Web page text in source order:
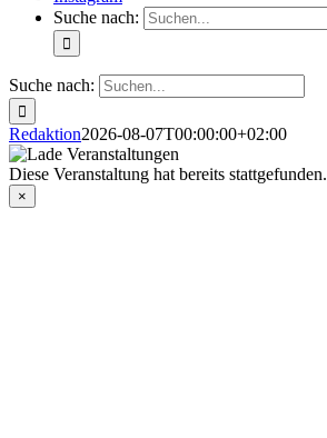
Suche nach:
Suche nach:
Redaktion2026-08-07T00:00:00+02:00
Diese Veranstaltung hat bereits stattgefunden.
×